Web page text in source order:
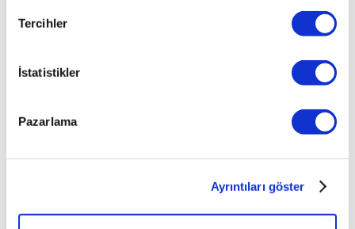
Tercihler
İstatistikler
Pazarlama
Ayrıntıları göster
yerlere
bile
sürttüğünüzde
zarar
gidermenin